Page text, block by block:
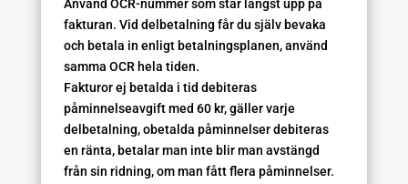
Använd OCR-nummer som står längst upp på
fakturan. Vid delbetalning får du själv bevaka
och betala in enligt betalningsplanen, använd
samma OCR hela tiden.
Fakturor ej betalda i tid debiteras
påminnelseavgift med 60 kr, gäller varje
delbetalning, obetalda påminnelser debiteras
en ränta, betalar man inte blir man avstängd
från sin ridning, om man fått flera påminnelser.